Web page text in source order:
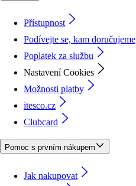
Přístupnost
Podívejte se, kam doručujeme
Poplatek za službu
Nastavení Cookies
Možnosti platby
itesco.cz
Clubcard
Pomoc s prvním nákupem
Jak nakupovat